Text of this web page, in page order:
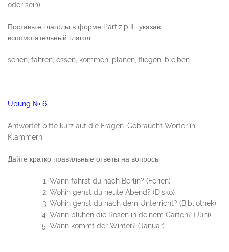
oder sein).
Поставьте глаголы в форме Partizip II, указав
вспомогательный глагол.
sehen, fahren, essen, kommen, planen, fliegen, bleiben.
Übung № 6
Antwortet bitte kurz auf die Fragen. Gebraucht Wörter in
Klammern.
Дайте кратко правильные ответы на вопросы.
Wann fährst du nach Berlin? (Ferien)
Wohin gehst du heute Abend? (Disko)
Wohin gehst du nach dem Unterricht? (Bibliothek)
Wann blühen die Rosen in deinem Garten? (Juni)
Wann kommt der Winter? (Januar)